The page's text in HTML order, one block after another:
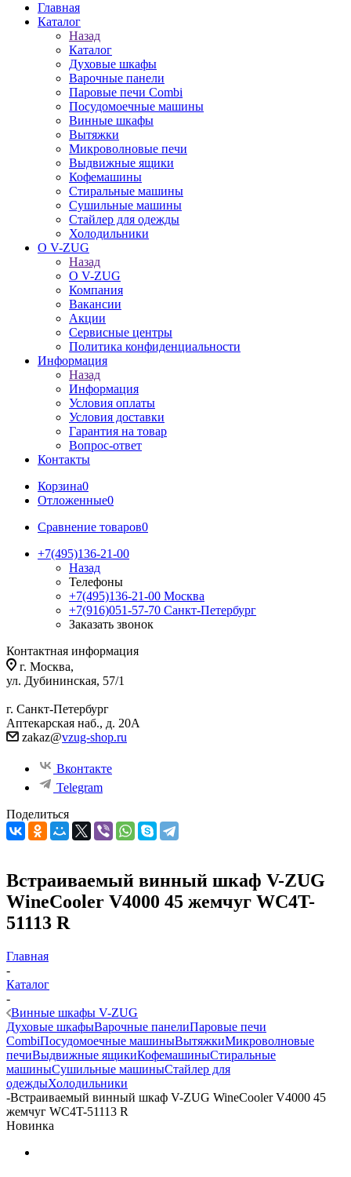
Главная
Каталог
Назад
Каталог
Духовые шкафы
Варочные панели
Паровые печи Combi
Посудомоечные машины
Винные шкафы
Вытяжки
Микроволновые печи
Выдвижные ящики
Кофемашины
Стиральные машины
Сушильные машины
Стайлер для одежды
Холодильники
О V-ZUG
Назад
О V-ZUG
Компания
Вакансии
Акции
Сервисные центры
Политика конфиденциальности
Информация
Назад
Информация
Условия оплаты
Условия доставки
Гарантия на товар
Вопрос-ответ
Контакты
Корзина0
Отложенные0
Сравнение товаров0
+7(495)136-21-00‬
Назад
Телефоны
+7(495)136-21-00‬ Москва
+7(916)051-57-70 Санкт-Петербург
Заказать звонок
Контактная информация
г. Москва,
ул. Дубининская, 57/1
г. Санкт-Петербург
Аптекарская наб., д. 20А
zakaz@vzug-shop.ru
Вконтакте
Telegram
Поделиться
Встраиваемый винный шкаф V-ZUG
WineCooler V4000 45 жемчуг WC4T-
51113 R
Главная
-
Каталог
-
Винные шкафы V-ZUG
Духовые шкафыВарочные панелиПаровые печи
CombiПосудомоечные машиныВытяжкиМикроволновые
печиВыдвижные ящикиКофемашиныСтиральные
машиныСушильные машиныСтайлер для
одеждыХолодильники
-Встраиваемый винный шкаф V-ZUG WineCooler V4000 45
жемчуг WC4T-51113 R
Новинка